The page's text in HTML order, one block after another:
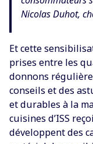
Nicolas Duhot,
Et cette
prises entre les
donnons
conseils et des
et durables à la
cuisines d’ISS
développent des